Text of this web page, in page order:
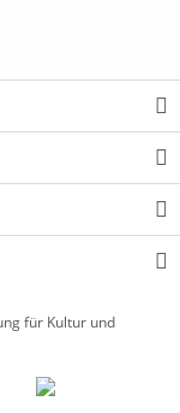
für Kultur und